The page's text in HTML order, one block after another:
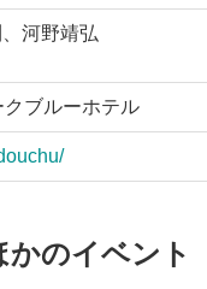
河野靖弘
ブルーホテル
かのイベント